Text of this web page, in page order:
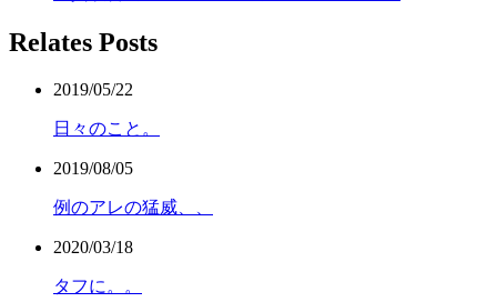
Relates Posts
2019/05/22
日々のこと。
2019/08/05
例のアレの猛威、、
2020/03/18
タフに。。